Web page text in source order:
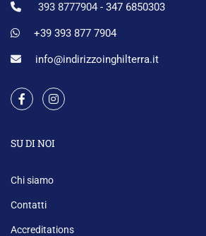
393 8777904 - 347 6850303
+39 393 877 7904
info@indirizzoinghilterra.it
SU DI NOI
Chi siamo
Contatti
Accreditations